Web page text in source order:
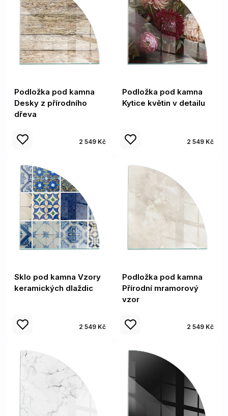
Podložka pod kamna
Desky z přírodního
dřeva
2 549 Kč
Podložka pod kamna
Kytice květin v detailu
2 549 Kč
Sklo pod kamna Vzory
keramických dlaždic
2 549 Kč
Podložka pod kamna
Přírodní mramorový
vzor
2 549 Kč